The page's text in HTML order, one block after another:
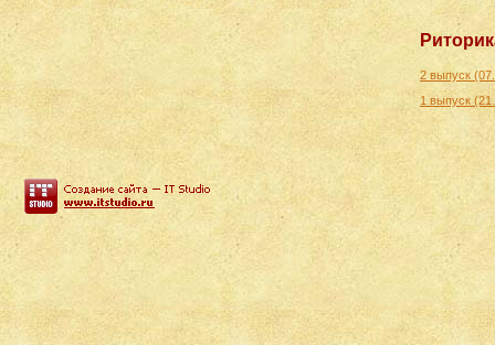
2 выпуск
1 выпуск